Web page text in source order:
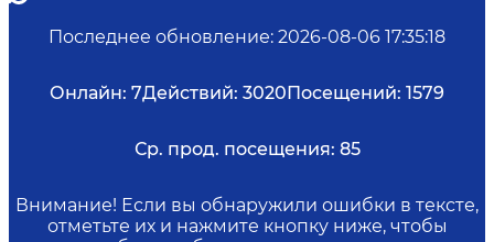
Последнее обновление: 2026-08-06 17:35:18
Онлайн: 7Действий: 3020Посещений: 1579
Ср. прод. посещения: 85
Внимание! Если вы обнаружили ошибки в тексте,
отметьте их и нажмите кнопку ниже, чтобы